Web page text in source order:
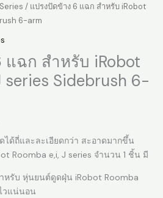
/ แปรงปัดข้าง 6 แฉก สำหรับ iRobot
6-arm
แฉก สำหรับ iRobot
series Sidebrush 6-
ด้ถี่และละเอียดกว่า สะอาดมากขึ้น
Roomba e,i, J series จำนวน 1 ชิ้น มี
หรับ หุ่นยนต์ดูดฝุ่น iRobot Roomba
วแน่นอน